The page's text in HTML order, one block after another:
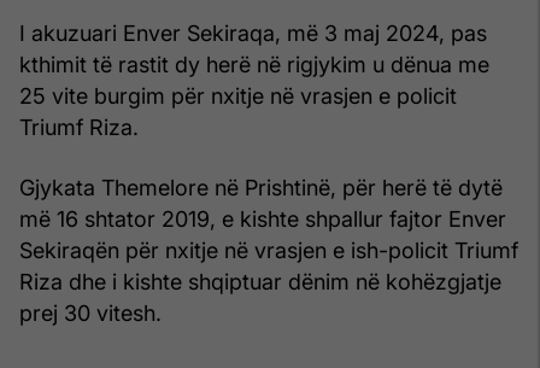
I akuzuari Enver Sekiraqa, më 3 maj 2024, pas
kthimit të rastit dy herë në rigjykim u dënua me
25 vite burgim për nxitje në vrasjen e policit
Triumf Riza.
Gjykata Themelore në Prishtinë, për herë të dytë
më 16 shtator 2019, e kishte shpallur fajtor Enver
Sekiraqën për nxitje në vrasjen e ish-policit Triumf
Riza dhe i kishte shqiptuar dënim në kohëzgjatje
prej 30 vitesh.